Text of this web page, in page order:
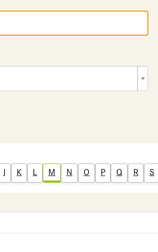
J K L M N O P Q R S